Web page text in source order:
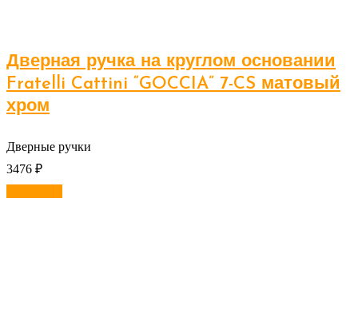
Дверная ручка на круглом основании
Fratelli Cattini “GOCCIA” 7-CS матовый
хром
Дверные ручки
3476 ₽